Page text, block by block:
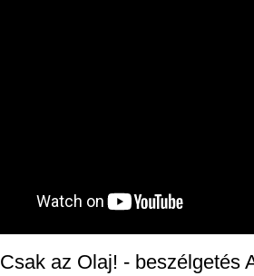
Csak az Olaj! - beszélgetés